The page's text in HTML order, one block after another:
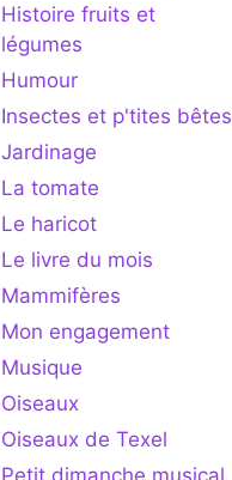
Histoire fruits et
légumes
Humour
Insectes et p'tites bêtes
Jardinage
La tomate
Le haricot
Le livre du mois
Mammifères
Mon engagement
Musique
Oiseaux
Oiseaux de Texel
Petit dimanche musical